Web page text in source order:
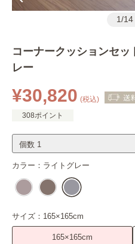
1/14
コーナークッションセ
レー
¥30,820 (税込)
308ポイント
カラー： ライトグレー
サイズ： 165×165cm
165×165cm